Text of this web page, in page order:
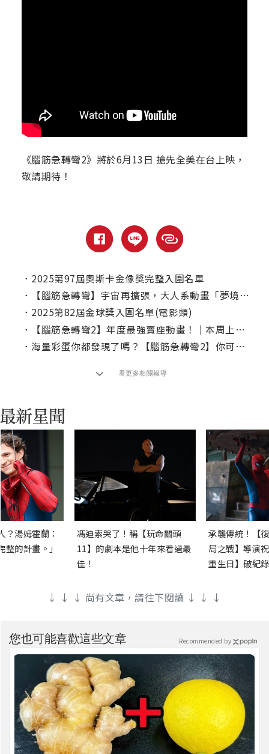
《腦筋急轉彎2》將於6月13日 搶先全美在台上映，
敬請期待！
． 2025第97屆奧斯卡金像獎完整入圍名單
．
【腦筋急轉彎】宇宙再擴張，大人系動畫「夢境製片廠」Disney+ 一次上線
． 2025第82屆金球獎入圍名單(電影類)
．
【腦筋急轉彎2】年度最強賣座動畫！｜本周上線、電視首播推薦
． 海量彩蛋你都發現了嗎？【腦筋急轉彎2】你可能沒注意到的15個彩蛋
看更多相關報導
？湯姆霍蘭：
的計畫。」
馮迪索哭了！稱【玩命關頭
11】的劇本是他十年來看過最
佳！
承襲傳統！【
局之戰】導演
重生日】破紀
↓ ↓ ↓ 尚有文章，請往下閱讀 ↓ ↓ ↓
您也可能喜歡這些文章 Recommended by